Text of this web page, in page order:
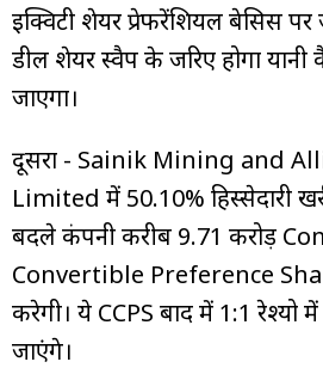
इक्विटी शेयर प्रेफरेंशियल बेसिस पर
डील शेयर स्वैप के जरिए होगा
जाएगा।
दूसरा - Sainik Mining and
Limited में 50.10% हिस्सेदारी
बदले कंपनी करीब 9.71 करोड़
Convertible Preference
करेगी। ये CCPS बाद में 1:1 रेश्यो
जाएंगे।